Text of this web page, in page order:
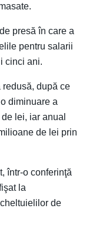
presă în care a
pentru salarii
cinci ani.
redusă, după ce
diminuare a
lei, iar anual
de lei prin
într-o conferinţă
la
de